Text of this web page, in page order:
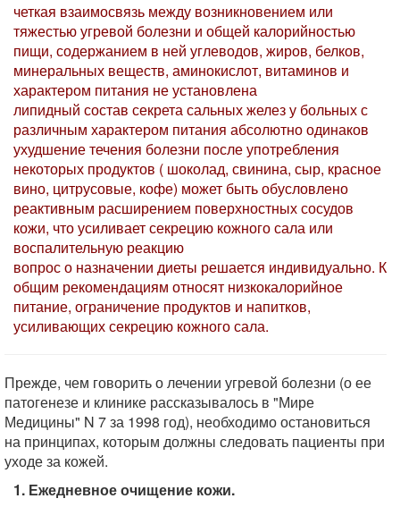
четкая взаимосвязь между возникновением или
тяжестью угревой болезни и общей калорийностью
пищи, содержанием в ней углеводов, жиров, белков,
минеральных веществ, аминокислот, витаминов и
характером питания не установлена
липидный состав секрета сальных желез у больных с
различным характером питания абсолютно одинаков
ухудшение течения болезни после употребления
некоторых продуктов ( шоколад, свинина, сыр, красное
вино, цитрусовые, кофе) может быть обусловлено
реактивным расширением поверхностных сосудов
кожи, что усиливает секрецию кожного сала или
воспалительную реакцию
вопрос о назначении диеты решается индивидуально. К
общим рекомендациям относят низкокалорийное
питание, ограничение продуктов и напитков,
усиливающих секрецию кожного сала.
Прежде, чем говорить о лечении угревой болезни (о ее
патогенезе и клинике рассказывалось в "Мире
Медицины" N 7 за 1998 год), необходимо остановиться
на принципах, которым должны следовать пациенты при
уходе за кожей.
1. Ежедневное очищение кожи.